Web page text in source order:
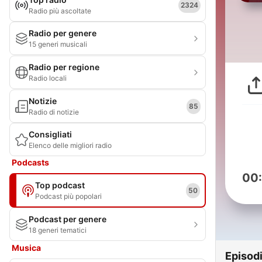
Radio più ascoltate
2324
Radio per genere
15 generi musicali
Radio per regione
Radio locali
Notizie
Radio di notizie
85
Consigliati
Elenco delle migliori radio
Podcasts
Top podcast
Podcast più popolari
50
Podcast per genere
18 generi tematici
Musica
Episodi